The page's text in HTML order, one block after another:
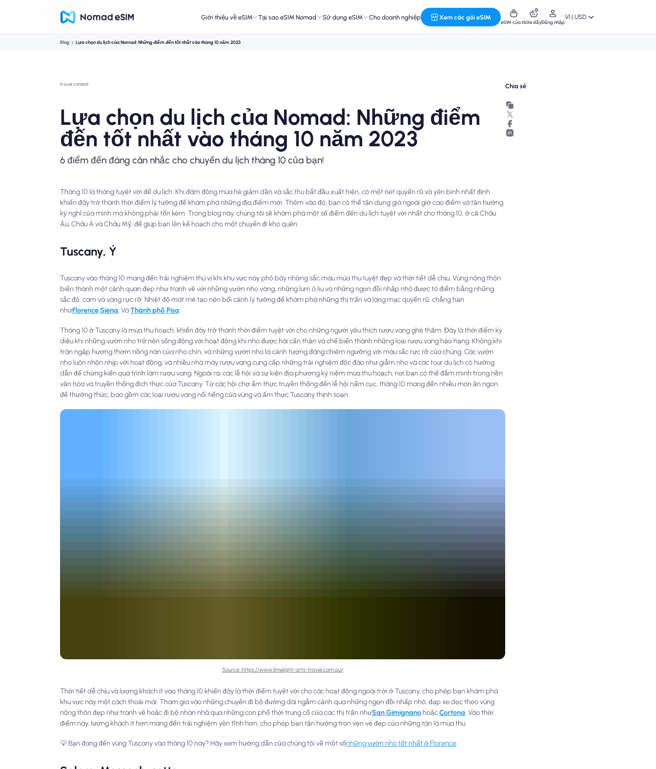
Giới thiệu về eSIM Tại sao eSIM Nomad Sử dụng eSIM Cho doanh nghiệp Xem các gói eSIM
eSIM của tôi
0
Xe đẩyĐăng nhập
VI | USD
Blog Lựa chọn du lịch của Nomad: Những điểm đến tốt nhất vào tháng 10 năm 2023
travel content
Lựa chọn du lịch của Nomad: Những điểm
đến tốt nhất vào tháng 10 năm 2023
6 điểm đến đáng cân nhắc cho chuyến du lịch tháng 10 của bạn!
Tháng 10 là tháng tuyệt vời để du lịch. Khi đám đông mùa hè giảm dần và sắc thu bắt đầu xuất hiện, có một nét quyến rũ và yên bình nhất định
khiến đây trở thành thời điểm lý tưởng để khám phá những địa điểm mới. Thêm vào đó, bạn có thể tận dụng giá ngoài giờ cao điểm và tận hưởng
kỳ nghỉ của mình mà không phải tốn kém. Trong blog này, chúng tôi sẽ khám phá một số điểm đến du lịch tuyệt vời nhất cho tháng 10, ở cả Châu
Âu, Châu Á và Châu Mỹ, để giúp bạn lên kế hoạch cho một chuyến đi khó quên.
Tuscany, Ý
Tuscany vào tháng 10 mang đến trải nghiệm thú vị khi khu vực này phô bày những sắc màu mùa thu tuyệt đẹp và thời tiết dễ chịu. Vùng nông thôn
biến thành một cảnh quan đẹp như tranh vẽ với những vườn nho vàng, những lùm ô liu và những ngọn đồi nhấp nhô được tô điểm bằng những
sắc đỏ, cam và vàng rực rỡ. Nhiệt độ mát mẻ tạo nên bối cảnh lý tưởng để khám phá những thị trấn và làng mạc quyến rũ, chẳng hạn
nhưFlorence,Siena, VàThành phố Pisa
Tháng 10 ở Tuscany là mùa thu hoạch, khiến đây trở thành thời điểm tuyệt vời cho những người yêu thích rượu vang ghé thăm. Đây là thời điểm kỳ
diệu khi những vườn nho trở nên sống động với hoạt động khi nho được hái cẩn thận và chế biến thành những loại rượu vang hảo hạng. Không khí
tràn ngập hương thơm nồng nàn của nho chín, và những vườn nho là cảnh tượng đáng chiêm ngưỡng với màu sắc rực rỡ của chúng. Các vườn
nho luôn nhộn nhịp với hoạt động, và nhiều nhà máy rượu vang cung cấp những trải nghiệm độc đáo như giẫm nho và các tour du lịch có hướng
dẫn để chứng kiến quá trình làm rượu vang. Ngoài ra, các lễ hội và sự kiện địa phương kỷ niệm mùa thu hoạch, nơi bạn có thể đắm mình trong nền
văn hóa và truyền thống đích thực của Tuscany. Từ các hội chợ ẩm thực truyền thống đến lễ hội nấm cục, tháng 10 mang đến nhiều món ăn ngon
để thưởng thức, bao gồm các loại rượu vang nổi tiếng của vùng và ẩm thực Tuscany thịnh soạn.
Source: https://www.limelight-arts-travel.com.au/
Thời tiết dễ chịu và lượng khách ít vào tháng 10 khiến đây là thời điểm tuyệt vời cho các hoạt động ngoài trời ở Tuscany, cho phép bạn khám phá
khu vực này một cách thoải mái. Tham gia vào những chuyến đi bộ đường dài ngắm cảnh qua những ngọn đồi nhấp nhô, đạp xe dọc theo vùng
nông thôn đẹp như tranh vẽ hoặc đi bộ nhàn nhã qua những con phố thời trung cổ của các thị trấn nhưSan Gimignano hoặcCortona. Vào thời
điểm này, lượng khách ít hơn mang đến trải nghiệm yên tĩnh hơn, cho phép bạn tận hưởng trọn vẹn vẻ đẹp của những tán lá mùa thu.
💡 Bạn đang đến vùng Tuscany vào tháng 10 này? Hãy xem hướng dẫn của chúng tôi về một sốnhững vườn nho tốt nhất ở Florence.
Chia sẻ